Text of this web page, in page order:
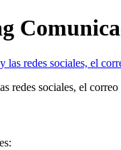
redes sociales, el